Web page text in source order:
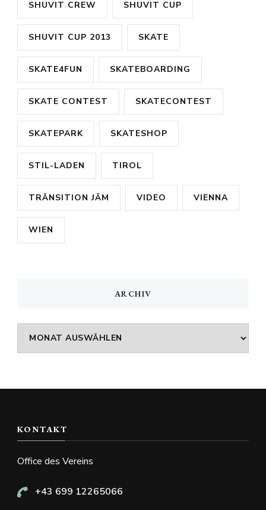
SHUVIT CREW SHUVIT CUP
SHUVIT CUP 2013 SKATE
SKATE4FUN SKATEBOARDING
SKATE CONTEST SKATECONTEST
SKATEPARK SKATESHOP
STIL-LADEN TIROL
TRÄNSITION JÄM VIDEO VIENNA
WIEN
ARCHIV
Archiv
KONTAKT
Office des Vereins
+43 699 12265066